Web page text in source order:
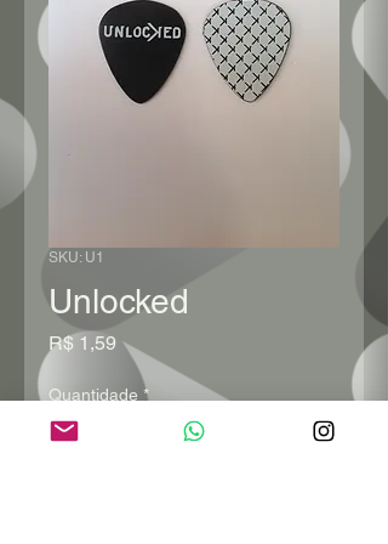
SKU: U1
Unlocked
R$ 1,59Preço
Quantidade *